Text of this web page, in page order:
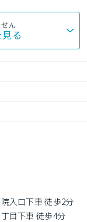
ん
る
入口下車 徒歩2分
目下車 徒歩4分